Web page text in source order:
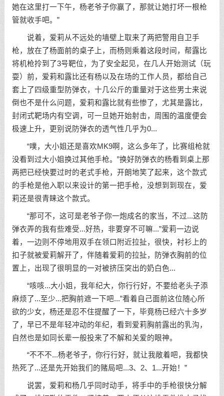
她在这里打一下午，杨老爷子你赢了，那就让她打坏一根枪
管就收手吧。”
说着，爱莉从不远处的墙壁上取来了两把警用自卫手
枪，放在了杨面前的桌子上，而杨则乘着这段时间，帮露比
将机枪拎到了3号靶位，为了安全起见，在几人开始测试（玩
耍）前，爱莉和露比还有杨以及在场的工作人员，都给自己
套上了四级重型防弹衣，十几公斤的重量对于这些男士来说
倒也不是什么问题，爱莉和露比就有些惨了，尤其是露比，
封闭式靶场内有空调，可一旦她开始射击，周围的温度便会
极速上升，更别说防弹衣的透气性几乎为0...
“噗，大小姐还是喜欢MK9啊，这么多年了，比赛组枪就
没看到过大小姐换过其他手枪。”换好防弹衣的杨看到桌上那
两把已经快要过时的老式手枪，开朗地笑了起来，这个款式
的手枪是他入职以来设计的第一把手枪，没想到到现在，爱
莉还是很青睐这个款式。
“那可不，这可是老爷子你一炮成名的家当，不过...这防
弹衣弄的我有些难受...好热，非要穿不可嘛...”爱莉一边说
着，一边则不停地用双手在领口附近拉扯，很快，衬衫上的
扣子就被爱莉解开了，伴随着爱莉的拉扯，防弹衣胸前的位
置上，出现了很明显的一对被挤压突出的奶白色...
“咳咳...大小姐，我年纪大，你行行好，不要给老头子添
麻烦了...至少...把胸前遮一下吧...”看着自己面前这位随心所
欲的少女，杨还是忍不住提醒了一下，毕竟杨已经六十多岁
了，早已不是年轻冲动的年纪，看到爱莉胸前露出的乳沟，
自然也是如同长辈一般投来了不解和关爱的眼神。
“不不不...杨老爷子，你行行好，就让我敞着吧，我都快
热死了...还是先开始我们的赌局吧...3、2、1...开始！”
说罢，爱莉和杨几乎同时动手，将手中的手枪很快分解